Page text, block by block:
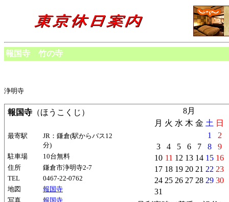
報国寺 竹の寺
浄明寺
報国寺 （ほうこくじ）
最寄駅
JR：鎌倉(駅からバス12
分)
駐車場
10台無料
住所
鎌倉市浄明寺2-7
TEL
0467-22-0762
地図
報国寺
写真
報国寺
8月
月 火 水 木 金 土 日
1
2
3
4 5 6 7 8
9
10 11 12 13 14 15 16
17 18 19 20 21 22 23
24 25 26 27 28 29 30
31